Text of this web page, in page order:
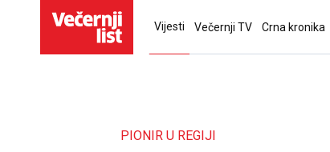
Vijesti Večernji TV Crna kronika
PIONIR U REGIJI